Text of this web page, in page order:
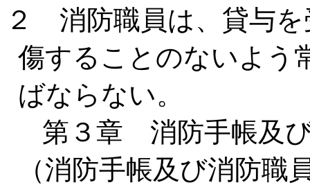
２ 消防職員は、貸与を
傷することのないよう
ばならない。
第３章 消防手帳及
（消防手帳及び消防職